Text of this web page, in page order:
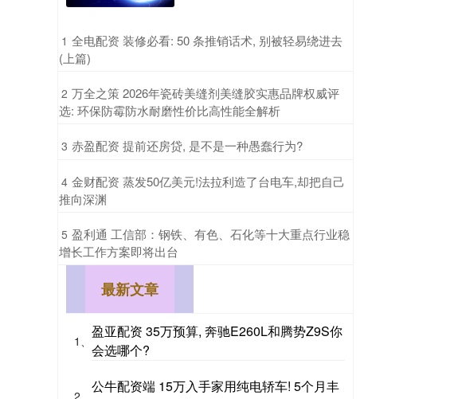
1 ​全电配资 装修必看: 50 条推销话术, 别被轻易绕进去
(上篇)
2 ​万全之策 2026年瓷砖美缝剂美缝胶实惠品牌权威评
选: 环保防霉防水耐磨性价比高性能全解析
3 ​赤盈配资 提前还房贷, 是不是一种愚蠢行为?
4 ​金财配资 蒸发50亿美元!法拉利造了台电车,却把自己
推向深渊
5 ​盈利通 工信部：钢铁、有色、石化等十大重点行业稳
增长工作方案即将出台
最新文章
1、
盈亚配资 35万预算, 奔驰E260L和腾势Z9S你
会选哪个?
2、
公牛配资端 15万入手家用纯电轿车! 5个月丰